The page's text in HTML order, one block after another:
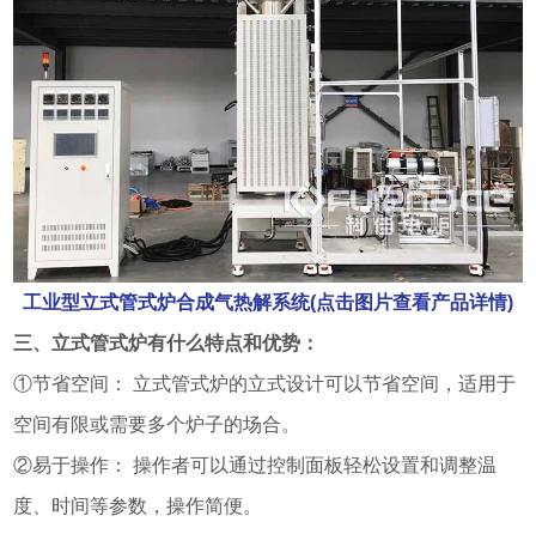
工业型立式管式炉合成气热解系统(点击图片查看产品详情)
三、立式管式炉有什么特点和优势：
①节省空间： 立式管式炉的立式设计可以节省空间，适用于
空间有限或需要多个炉子的场合。
②易于操作： 操作者可以通过控制面板轻松设置和调整温
度、时间等参数，操作简便。